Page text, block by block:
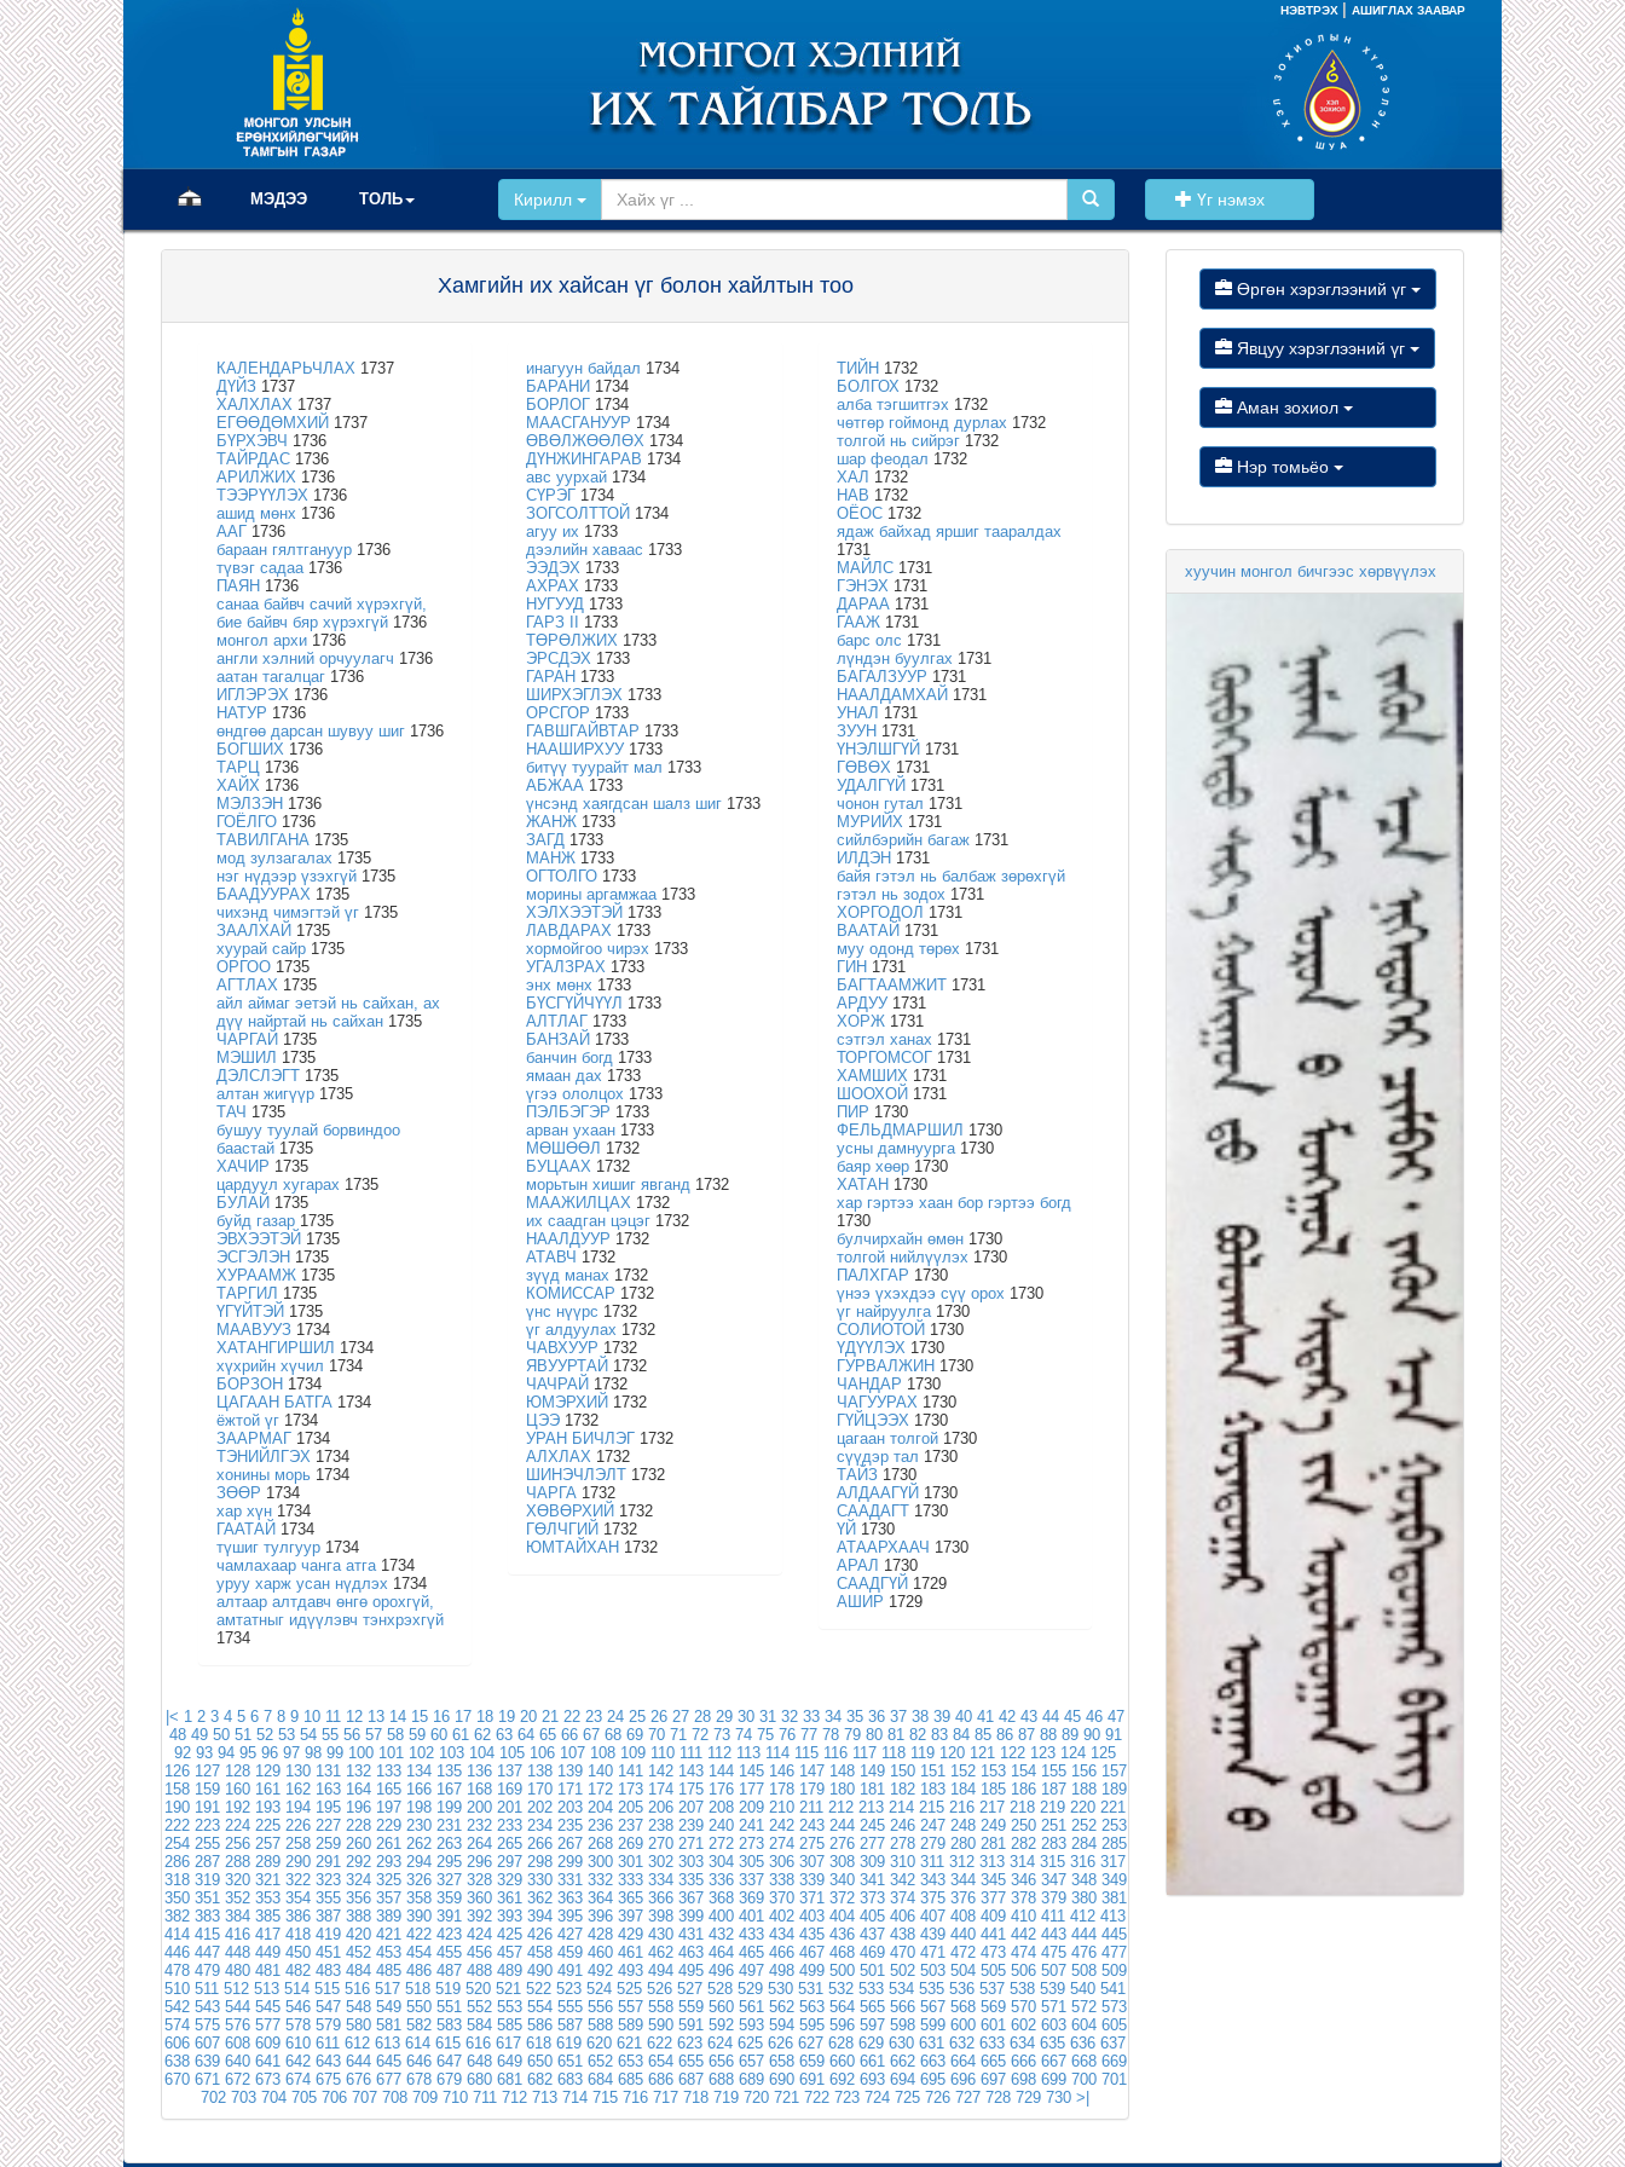
НЭВТРЭХ АШИГЛАХ ЗААВАР
(current)МЭДЭЭ ТОЛЬ Кирилл Үг нэмэх
Хамгийн их хайсан үг болон хайлтын тоо
КАЛЕНДАРЬЧЛАХ 1737
ДҮЙЗ 1737
ХАЛХЛАХ 1737
ЕГӨӨДӨМХИЙ 1737
БҮРХЭВЧ 1736
ТАЙРДАС 1736
АРИЛЖИХ 1736
ТЭЭРҮҮЛЭХ 1736
ашид мөнх 1736
ААГ 1736
бараан гялтгануур 1736
түвэг садаа1736
ПАЯН 1736
санаа байвч сачий хүрэхгүй,
бие байвч бяр хүрэхгүй 1736
монгол архи 1736
англи хэлний орчуулагч 1736
аатан тагалцаг 1736
ИГЛЭРЭХ 1736
НАТУР 1736
өндгөө дарсан шувуу шиг 1736
БОГШИХ 1736
ТАРЦ 1736
ХАЙХ 1736
МЭЛЗЭН 1736
ГОЁЛГО 1736
ТАВИЛГАНА 1735
мод зулзагалах 1735
нэг нүдээр үзэхгүй 1735
БААДУУРАХ 1735
чихэнд чимэгтэй үг 1735
ЗААЛХАЙ 1735
хуурай сайр 1735
ОРГОО 1735
АГТЛАХ 1735
айл аймаг эетэй нь сайхан, ах
дүү найртай нь сайхан 1735
ЧАРГАЙ 1735
МЭШИЛ 1735
ДЭЛСЛЭГТ 1735
алтан жигүүр 1735
ТАЧ 1735
бушуу туулай борвиндоо
баастай 1735
ХАЧИР 1735
цардуул хугарах 1735
БУЛАЙ 1735
буйд газар 1735
ЭВХЭЭТЭЙ 1735
ЭСГЭЛЭН 1735
ХУРААМЖ 1735
ТАРГИЛ 1735
ҮГҮЙТЭЙ 1735
МААВУУЗ 1734
ХАТАНГИРШИЛ 1734
хүхрийн хүчил 1734
БОРЗОН 1734
ЦАГААН БАТГА 1734
ёжтой үг 1734
ЗААРМАГ 1734
ТЭНИЙЛГЭХ 1734
хонины морь 1734
ЗӨӨР 1734
хар хүн 1734
ГААТАЙ 1734
түшиг тулгуур 1734
чамлахаар чанга атга1734
уруу харж усан нүдлэх 1734
алтаар алтдавч өнгө орохгүй,
амтатныг идүүлэвч тэнхрэхгүй
1734
инагуун байдал 1734
БАРАНИ 1734
БОРЛОГ 1734
МААСГАНУУР 1734
ӨВӨЛЖӨӨЛӨХ 1734
ДҮНЖИНГАРАВ 1734
авс уурхай 1734
СҮРЭГ 1734
ЗОГСОЛТТОЙ 1734
агуу их 1733
дээлийн хаваас 1733
ЭЭДЭХ 1733
АХРАХ 1733
НУГУУД 1733
ГАРЗ II
1733
ТӨРӨЛЖИХ 1733
ЭРСДЭХ 1733
ГАРАН 1733
ШИРХЭГЛЭХ 1733
ОРСГОР 1733
ГАВШГАЙВТАР 1733
НААШИРХУУ 1733
битүү туурайт мал 1733
АБЖАА 1733
үнсэнд хаягдсан шалз шиг 1733
ЖАНЖ 1733
ЗАГД 1733
МАНЖ 1733
ОГТОЛГО 1733
морины аргамжаа1733
ХЭЛХЭЭТЭЙ 1733
ЛАВДАРАХ 1733
хормойгоо чирэх 1733
УГАЛЗРАХ 1733
энх мөнх 1733
БҮСГҮЙЧҮҮЛ 1733
АЛТЛАГ 1733
БАНЗАЙ 1733
банчин богд 1733
ямаан дах 1733
үгээ ололцох 1733
ПЭЛБЭГЭР 1733
арван ухаан 1733
МӨШӨӨЛ 1732
БУЦААХ 1732
морьтын хишиг явганд 1732
МААЖИЛЦАХ 1732
их саадган цэцэг 1732
НААЛДУУР 1732
АТАВЧ 1732
зүүд манах 1732
КОМИССАР 1732
үнс нүүрс 1732
үг алдуулах 1732
ЧАВХУУР 1732
ЯВУУРТАЙ 1732
ЧАЧРАЙ 1732
ЮМЭРХИЙ 1732
ЦЭЭ 1732
УРАН БИЧЛЭГ 1732
АЛХЛАХ 1732
ШИНЭЧЛЭЛТ 1732
ЧАРГА 1732
ХӨВӨРХИЙ 1732
ГӨЛЧГИЙ 1732
ЮМТАЙХАН 1732
ТИЙН 1732
БОЛГОХ 1732
алба тэгшитгэх 1732
чөтгөр гоймонд дурлах 1732
толгой нь сийрэг1732
шар феодал 1732
ХАЛ 1732
НАВ 1732
ОЁОС1732
ядаж байхад яршиг тааралдах
1731
МАЙЛС1731
ГЭНЭХ 1731
ДАРАА1731
ГААЖ1731
барс олс 1731
лүндэн буулгах 1731
БАГАЛЗУУР 1731
НААЛДАМХАЙ 1731
УНАЛ 1731
ЗУУН 1731
ҮНЭЛШГҮЙ 1731
ГӨВӨХ 1731
УДАЛГҮЙ 1731
чонон гутал 1731
МУРИЙХ 1731
сийлбэрийн багаж1731
ИЛДЭН 1731
байя гэтэл нь балбаж зөрөхгүй
гэтэл нь зодох 1731
ХОРГОДОЛ 1731
ВААТАЙ 1731
муу одонд төрөх 1731
ГИН 1731
БАГТААМЖИТ1731
АРДУУ1731
ХОРЖ1731
сэтгэл ханах 1731
ТОРГОМСОГ1731
ХАМШИХ 1731
ШООХОЙ 1731
ПИР 1730
ФЕЛЬДМАРШИЛ 1730
усны дамнуурга1730
баяр хөөр1730
ХАТАН 1730
хар гэртээ хаан бор гэртээ богд
1730
булчирхайн өмөн1730
толгой нийлүүлэх 1730
ПАЛХГАР 1730
үнээ үхэхдээ сүү орох 1730
үг найруулга1730
СОЛИОТОЙ 1730
ҮДҮҮЛЭХ 1730
ГУРВАЛЖИН 1730
ЧАНДАР 1730
ЧАГУУРАХ 1730
ГҮЙЦЭЭХ 1730
цагаан толгой1730
сүүдэр тал 1730
ТАЙЗ1730
АЛДААГҮЙ 1730
СААДАГТ1730
ҮЙ 1730
АТААРХААЧ 1730
АРАЛ 1730
СААДГҮЙ 1729
АШИР 1729
|< 1 2 3 4 5 6 7 8 9 10 11 12 13 14 15 16 17 18 19 20 21 22 23 24 25 26 27 28 29 30 31 32 33 34 35 36 37 38 39 40 41 42 43 44 45 46 47
48 49 50 51 52 53 54 55 56 57 58 59 60 61 62 63 64 65 66 67 68 69 70 71 72 73 74 75 76 77 78 79 80 81 82 83 84 85 86 87 88 89 90 91
92 93 94 95 96 97 98 99 100 101 102 103 104 105 106 107 108 109 110 111 112 113 114 115 116 117 118 119 120 121 122 123 124 125
126 127 128 129 130 131 132 133 134 135 136 137 138 139 140 141 142 143 144 145 146 147 148 149 150 151 152 153 154 155 156 157
158 159 160 161 162 163 164 165 166 167 168 169 170 171 172 173 174 175 176 177 178 179 180 181 182 183 184 185 186 187 188 189
190 191 192 193 194 195 196 197 198 199 200 201 202 203 204 205 206 207 208 209 210 211 212 213 214 215 216 217 218 219 220 221
222 223 224 225 226 227 228 229 230 231 232 233 234 235 236 237 238 239 240 241 242 243 244 245 246 247 248 249 250 251 252 253
254 255 256 257 258 259 260 261 262 263 264 265 266 267 268 269 270 271 272 273 274 275 276 277 278 279 280 281 282 283 284 285
286 287 288 289 290 291 292 293 294 295 296 297 298 299 300 301 302 303 304 305 306 307 308 309 310 311 312 313 314 315 316 317
318 319 320 321 322 323 324 325 326 327 328 329 330 331 332 333 334 335 336 337 338 339 340 341 342 343 344 345 346 347 348 349
350 351 352 353 354 355 356 357 358 359 360 361 362 363 364 365 366 367 368 369 370 371 372 373 374 375 376 377 378 379 380 381
382 383 384 385 386 387 388 389 390 391 392 393 394 395 396 397 398 399 400 401 402 403 404 405 406 407 408 409 410 411 412 413
414 415 416 417 418 419 420 421 422 423 424 425 426 427 428 429 430 431 432 433 434 435 436 437 438 439 440 441 442 443 444 445
446 447 448 449 450 451 452 453 454 455 456 457 458 459 460 461 462 463 464 465 466 467 468 469 470 471 472 473 474 475 476 477
478 479 480 481 482 483 484 485 486 487 488 489 490 491 492 493 494 495 496 497 498 499 500 501 502 503 504 505 506 507 508 509
510 511 512 513 514 515 516 517 518 519 520 521 522 523 524 525 526 527 528 529 530 531 532 533 534 535 536 537 538 539 540 541
542 543 544 545 546 547 548 549 550 551 552 553 554 555 556 557 558 559 560 561 562 563 564 565 566 567 568 569 570 571 572 573
574 575 576 577 578 579 580 581 582 583 584 585 586 587 588 589 590 591 592 593 594 595 596 597 598 599 600 601 602 603 604 605
606 607 608 609 610 611 612 613 614 615 616 617 618 619 620 621 622 623 624 625 626 627 628 629 630 631 632 633 634 635 636 637
638 639 640 641 642 643 644 645 646 647 648 649 650 651 652 653 654 655 656 657 658 659 660 661 662 663 664 665 666 667 668 669
670 671 672 673 674 675 676 677 678 679 680 681 682 683 684 685 686 687 688 689 690 691 692 693 694 695 696 697 698 699 700 701
702 703 704 705 706 707 708 709 710 711 712 713 714 715 716 717 718 719 720 721 722 723 724 725 726 727 728 729 730 >|
Өргөн хэрэглээний үг
Явцуу хэрэглээний үг
Аман зохиол
Нэр томьёо
хуучин монгол бичгээс хөрвүүлэх